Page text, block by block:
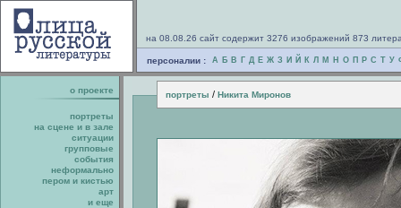
на 08.08.26 сайт содержит 3276 изображений 873
персоналии : А Б В Г Д Е Ж З И Й К Л М Н О П Р С Т У
о проекте портреты / Никита Миронов
портреты
на сцене и в зале
ситуации
групповые
события
неформально
пером и кистью
арт
и еще